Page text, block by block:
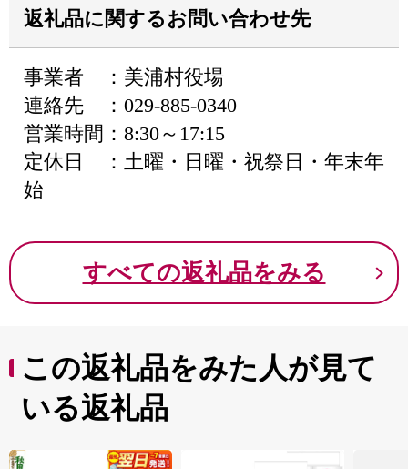
返礼品に関するお問い合わせ先
事業者 ：美浦村役場
連絡先 ：029-885-0340
営業時間：8:30～17:15
定休日 ：土曜・日曜・祝祭日・年末年
始
すべての返礼品をみる
この返礼品をみた人が見て
いる返礼品